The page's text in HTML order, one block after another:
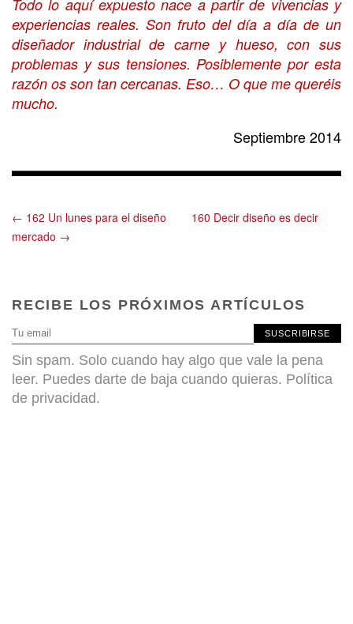
Todo lo aquí expuesto nace a partir de vivencias y
experiencias reales. Son fruto del día a día de un
diseñador industrial de carne y hueso, con sus
problemas y sus tensiones. Posiblemente por esta
razón os son tan cercanas. Eso… O que me queréis
mucho.
Septiembre 2014
← 162 Un lunes para el diseño
160 Decir diseño es decir
mercado →
RECIBE LOS PRÓXIMOS ARTÍCULOS
SUSCRIBIRSE
Sin spam. Solo cuando hay algo que vale la pena
leer. Puedes darte de baja cuando quieras. Política
de privacidad.